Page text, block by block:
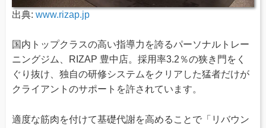
出典: www.rizap.jp
国内トップクラスの高い指導力を誇るパーソナルトレー
ニングジム、RIZAP 豊中店。採用率3.2％の狭き門をく
ぐり抜け、独自の研修システムをクリアした猛者だけが
クライアントのサポートを許されています。
適度な筋肉を付けて基礎代謝を高めることで「リバウン